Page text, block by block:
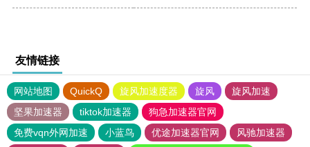
友情链接
网站地图 QuickQ 旋风加速度器 旋风
旋风加速
坚果加速器
tiktok加速器
狗急加速器官网
免费vqn外网加速
小蓝鸟 优途加速器官网
风驰加速器